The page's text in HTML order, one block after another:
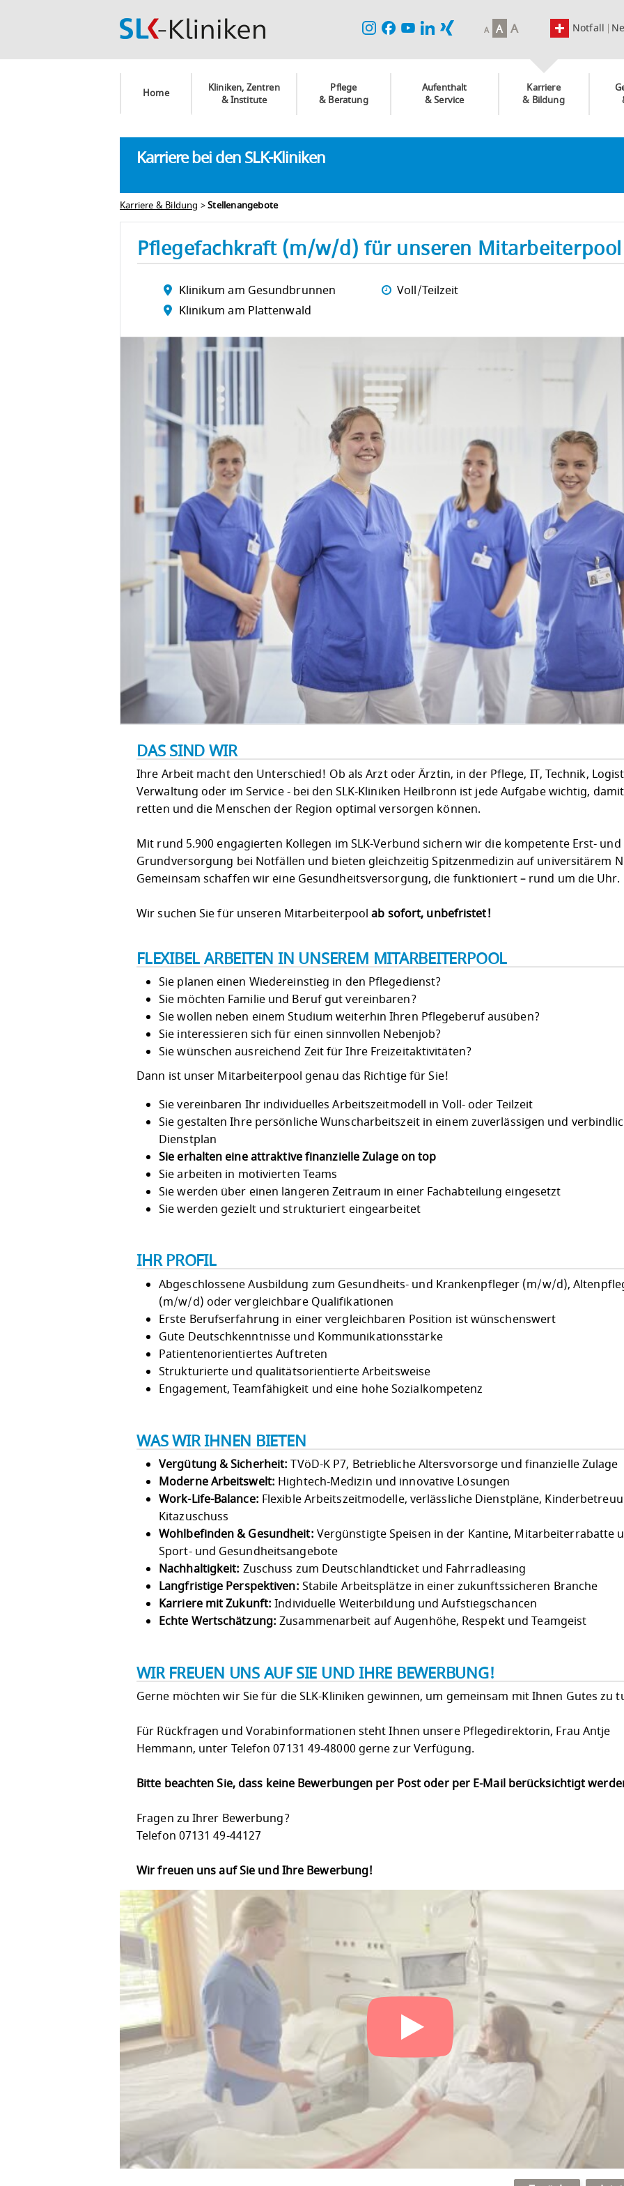
Notfall
A A A
Home
Kliniken, Zentren
& Institute
Pflege
& Beratung
Aufenthalt
& Service
Karriere
& Bildung
Karriere bei den SLK-Kliniken
Karriere & Bildung >Stellenangebote
Pflegefachkraft (m/w/d) für unseren Mitarbeiterpool
Klinikum am Gesundbrunnen
Klinikum am Plattenwald
Voll/Teilzeit
DAS SIND WIR
Ihre Arbeit macht den Unterschied! Ob als Arzt oder Ärztin, in der Pflege, IT, Technik,
Verwaltung oder im Service - bei den SLK-Kliniken Heilbronn ist jede Aufgabe wichtig,
retten und die Menschen der Region optimal versorgen können.
Mit rund 5.900 engagierten Kollegen im SLK-Verbund sichern wir die kompetente Erst- und
Grundversorgung bei Notfällen und bieten gleichzeitig Spitzenmedizin auf universitärem
Gemeinsam schaffen wir eine Gesundheitsversorgung, die funktioniert – rund um die Uhr.
Wir suchen Sie für unseren Mitarbeiterpoolab sofort, unbefristet!
FLEXIBEL ARBEITEN IN UNSEREM MITARBEITERPOOL
Sie planen einen Wiedereinstieg in den Pflegedienst?
Sie möchten Familie und Beruf gut vereinbaren?
Sie wollen neben einem Studium weiterhin Ihren Pflegeberuf ausüben?
Sie interessieren sich für einen sinnvollen Nebenjob?
Sie wünschen ausreichend Zeit für Ihre Freizeitaktivitäten?
Dann ist unser Mitarbeiterpool genau das Richtige für Sie!
Sie vereinbaren Ihr individuelles Arbeitszeitmodell in Voll- oder Teilzeit
Sie gestalten Ihre persönliche Wunscharbeitszeit in einem zuverlässigen und
Dienstplan
Sie erhalten eine attraktive finanzielle Zulage on top
Sie arbeiten in motivierten Teams
Sie werden über einen längeren Zeitraum in einer Fachabteilung eingesetzt
Sie werden gezielt und strukturiert eingearbeitet
IHR PROFIL
Abgeschlossene Ausbildung zum Gesundheits- und Krankenpfleger (m/w/d),
(m/w/d) oder vergleichbare Qualifikationen
Erste Berufserfahrung in einer vergleichbaren Position ist wünschenswert
Gute Deutschkenntnisse und Kommunikationsstärke
Patientenorientiertes Auftreten
Strukturierte und qualitätsorientierte Arbeitsweise
Engagement, Teamfähigkeit und eine hohe Sozialkompetenz
WAS WIR IHNEN BIETEN
Vergütung & Sicherheit: TVöD-K P7, Betriebliche Altersvorsorge und finanzielle Zulage
Moderne Arbeitswelt: Hightech-Medizin und innovative Lösungen
Work-Life-Balance: Flexible Arbeitszeitmodelle, verlässliche Dienstpläne,
Kitazuschuss
Wohlbefinden & Gesundheit: Vergünstigte Speisen in der Kantine, Mitarbeiterrabatte
Sport- und Gesundheitsangebote
Nachhaltigkeit: Zuschuss zum Deutschlandticket und Fahrradleasing
Langfristige Perspektiven: Stabile Arbeitsplätze in einer zukunftssicheren Branche
Karriere mit Zukunft: Individuelle Weiterbildung und Aufstiegschancen
Echte Wertschätzung: Zusammenarbeit auf Augenhöhe, Respekt und Teamgeist
WIR FREUEN UNS AUF SIE UND IHRE BEWERBUNG!
Gerne möchten wir Sie für die SLK-Kliniken gewinnen, um gemeinsam mit Ihnen Gutes zu
Für Rückfragen und Vorabinformationen steht Ihnen unsere Pflegedirektorin, Frau Antje
Hemmann, unter Telefon 07131 49-48000 gerne zur Verfügung.
Bitte beachten Sie, dass keine Bewerbungen per Post oder per E-Mail berücksichtigt
Fragen zu Ihrer Bewerbung?
Telefon 07131 49-44127
Wir freuen uns auf Sie und Ihre Bewerbung!